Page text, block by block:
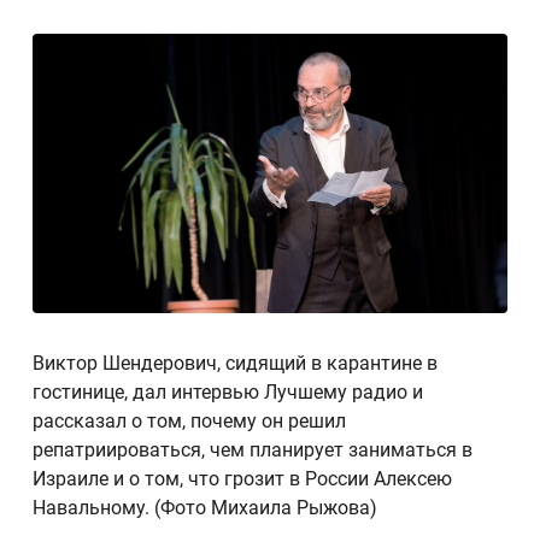
Виктор Шендерович, сидящий в карантине в
гостинице, дал интервью Лучшему радио и
рассказал о том, почему он решил
репатриироваться, чем планирует заниматься в
Израиле и о том, что грозит в России Алексею
Навальному. (Фото Михаила Рыжова)